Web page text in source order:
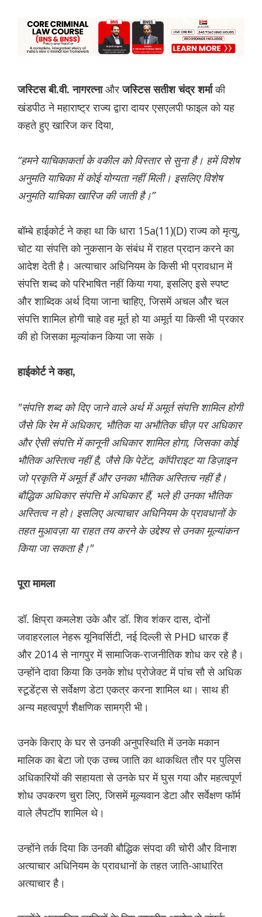
जस्टिस बी.वी. नागरत्ना औरजस्टिस सतीश चंद्र शर्माकी
खंडपीठ ने महाराष्ट्र राज्य द्वारा दायर एसएलपी फाइल को यह
कहते हुए खारिज कर दिया,
“हमने याचिकाकर्ता के वकील को विस्तार से सुना है। हमें विशेष
अनुमति याचिका में कोई योग्यता नहीं मिली। इसलिए विशेष
अनुमति याचिका खारिज की जाती है।”
बॉम्बे हाईकोर्ट ने कहा था कि धारा 15a(11)(D) राज्य को मृत्यु,
चोट या संपत्ति को नुकसान के संबंध में राहत प्रदान करने का
आदेश देती है। अत्याचार अधिनियम के किसी भी प्रावधान में
संपत्ति शब्द को परिभाषित नहीं किया गया, इसलिए इसे स्पष्ट
और शाब्दिक अर्थ दिया जाना चाहिए, जिसमें अचल और चल
संपत्ति शामिल होगी चाहे वह मूर्त हो या अमूर्त या किसी भी प्रकार
की हो जिसका मूल्यांकन किया जा सके ।
हाईकोर्ट ने कहा,
"संपत्ति शब्द को दिए जाने वाले अर्थ में अमूर्त संपत्ति शामिल होगी
जैसे कि रेम में अधिकार, भौतिक या अभौतिक चीज़ पर अधिकार
और ऐसी संपत्ति में कानूनी अधिकार शामिल होगा, जिसका कोई
भौतिक अस्तित्व नहीं है, जैसे कि पेटेंट, कॉपीराइट या डिज़ाइन
जो प्रकृति में अमूर्त हैं और उनका भौतिक अस्तित्व नहीं है।
बौद्धिक अधिकार संपत्ति में अधिकार हैं, भले ही उनका भौतिक
अस्तित्व न हो। इसलिए अत्याचार अधिनियम के प्रावधानों के
तहत मुआवज़ा या राहत तय करने के उद्देश्य से उनका मूल्यांकन
किया जा सकता है।"
पूरा मामला
डॉ. क्षिप्रा कमलेश उके और डॉ. शिव शंकर दास, दोनों
जवाहरलाल नेहरू यूनिवर्सिटी, नई दिल्ली से PHD धारक हैं
और 2014 से नागपुर में सामाजिक-राजनीतिक शोध कर रहे है।
उन्होंने दावा किया कि उनके शोध प्रोजेक्ट में पांच सौ से अधिक
स्टूडेंट्स से सर्वेक्षण डेटा एकत्र करना शामिल था। साथ ही
अन्य महत्वपूर्ण शैक्षणिक सामग्री भी।
उनके किराए के घर से उनकी अनुपस्थिति में उनके मकान
मालिक का बेटा जो एक उच्च जाति का थाकथित तौर पर पुलिस
अधिकारियों की सहायता से उनके घर में घुस गया और महत्वपूर्ण
शोध उपकरण चुरा लिए, जिसमें मूल्यवान डेटा और सर्वेक्षण फॉर्म
वाले लैपटॉप शामिल थे।
उन्होंने तर्क दिया कि उनकी बौद्धिक संपदा की चोरी और विनाश
अत्याचार अधिनियम के प्रावधानों के तहत जाति-आधारित
अत्याचार है।